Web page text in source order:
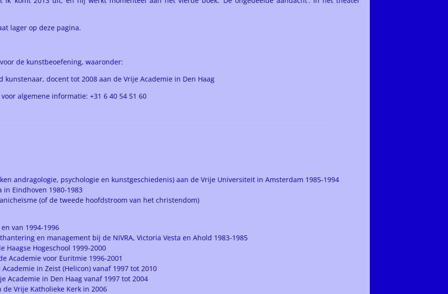
lager op deze pagina.
de kunstbeoefening, waaronder:
kunstenaar, docent tot 2008 aan de Vrije Academie in Den Haag
algemene informatie: +31 6 40 54 51 60
andragologie, psychologie en kunstgeschiedenis) aan de Vrije Universiteit in Amsterdam 1985-1994
in Eindhoven 1980-1983
(of de tweede hoofdstroom van het christendom)
van 1994-1996
en management bij de NIVRA, Victoria Vesta en Ahold 1983-1985
Haagse Hogeschool 1999-2000
Academie voor Euritmie 1996-2001
in Zeist (Helicon) vanaf 1997 tot 2010
Academie in Den Haag vanaf 1997 tot 2004
Vrije Katholieke Kerk in 2006